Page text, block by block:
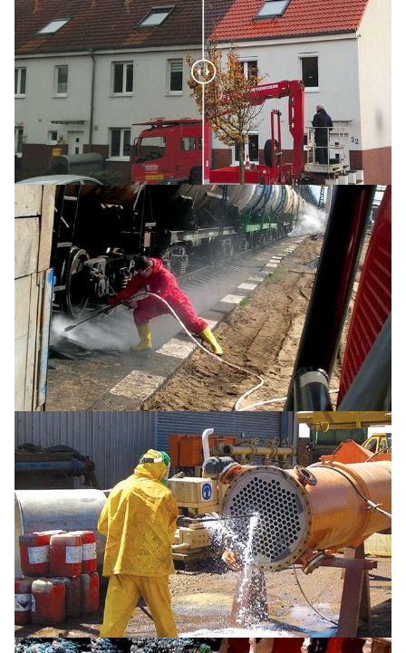
Очистка крыш и фасадов зданий
Очистка железнодорожного плотна
Промывка теплообменников